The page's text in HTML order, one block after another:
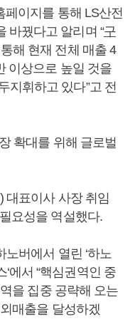
페이지를 통해 LS산전
바꿨다고 알리며 “구
해 현재 전체 매출 4
이상으로 높일 것을
지휘하고 있다”고 전
확대를 위해 글로벌
대표이사 사장 취임
요성을 역설했다.
노버에서 열린 ‘하노
에서 “핵심권역인 중
을 집중 공략해 오는
매출을 달성하겠